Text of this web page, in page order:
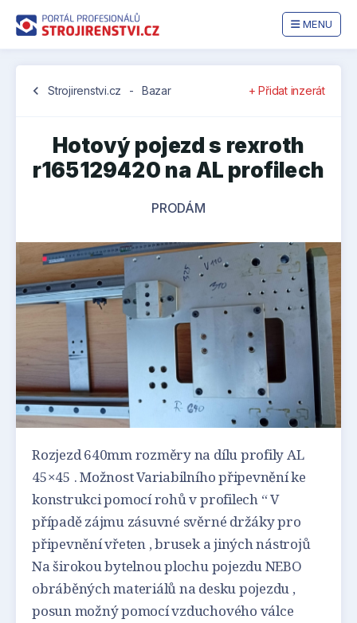
MENU
chevron_left Strojirenstvi.cz - Bazar + Přidat inzerát
Hotový pojezd s rexroth
r165129420 na AL profilech
PRODÁM
Rozjezd 640mm rozměry na dílu profily AL
45×45 . Možnost Variabilního připevnění ke
konstrukci pomocí rohů v profilech “ V
případě zájmu zásuvné svěrné držáky pro
připevnění vřeten , brusek a jiných nástrojů
Na širokou bytelnou plochu pojezdu NEBO
obráběných materiálů na desku pojezdu ,
posun možný pomocí vzduchového válce